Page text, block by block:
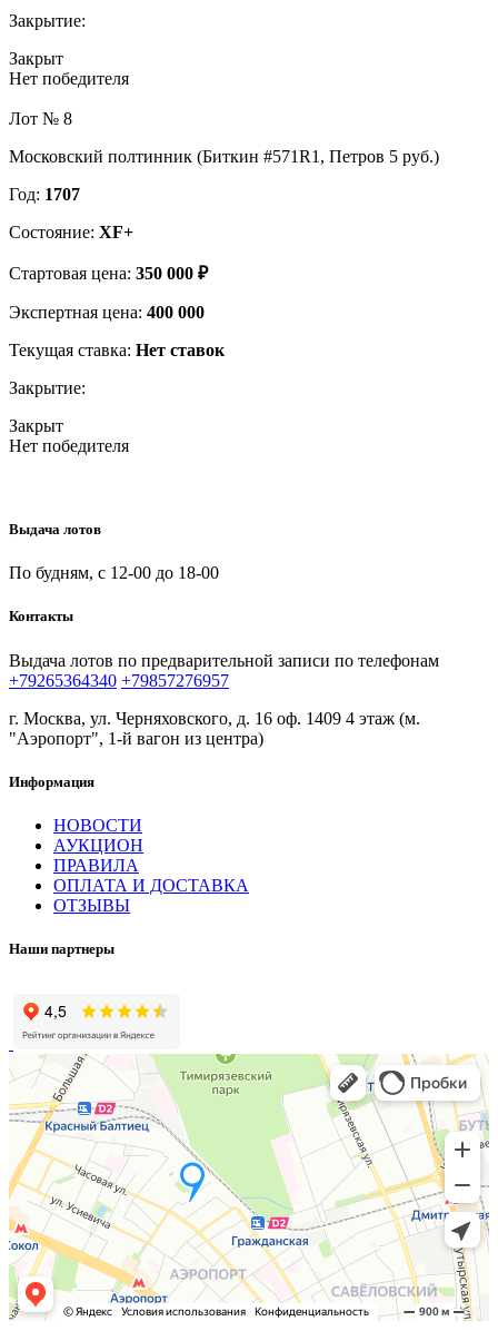
Закрытие:
Закрыт
Нет победителя
Лот № 8
Московский полтинник (Биткин #571R1, Петров 5 руб.)
Год: 1707
Состояние: XF+
Стартовая цена: 350 000 ₽
Экспертная цена: 400 000
Текущая ставка: Нет ставок
Закрытие:
Закрыт
Нет победителя
Выдача лотов
По будням, с 12-00 до 18-00
Контакты
Выдача лотов по предварительной записи по телефонам
+79265364340 +79857276957
г. Москва, ул. Черняховского, д. 16 оф. 1409 4 этаж (м.
"Аэропорт", 1-й вагон из центра)
Информация
НОВОСТИ
АУКЦИОН
ПРАВИЛА
ОПЛАТА И ДОСТАВКА
ОТЗЫВЫ
Наши партнеры